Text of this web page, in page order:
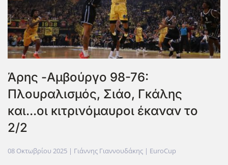
Άρης -Αμβούργο 98-76:
Πλουραλισμός, Σιάο, Γκάλης
και...οι κιτρινόμαυροι έκαναν το
2/2
08 Οκτωβρίου 2025 | Γιάννης Γιαννουδάκης | EuroCup